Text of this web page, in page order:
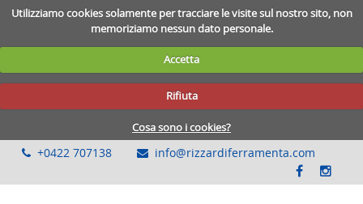
Utilizziamo cookies solamente per tracciare le visite sul nostro sito, non
memoriziamo nessun dato personale.
Accetta
Rifiuta
Cosa sono i cookies?
+0422 707138 info@rizzardiferramenta.com